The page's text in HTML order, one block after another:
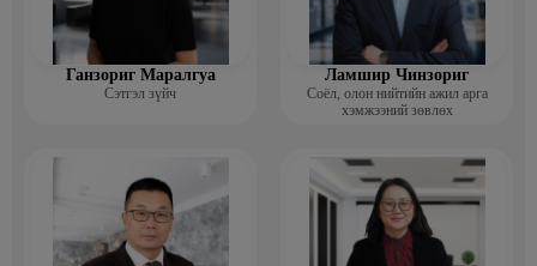
Ганзориг Маралгуа
Сэтгэл зүйч
Ламшир Чинзориг
Соёл, олон нийтийн ажил арга
хэмжээний зөвлөх